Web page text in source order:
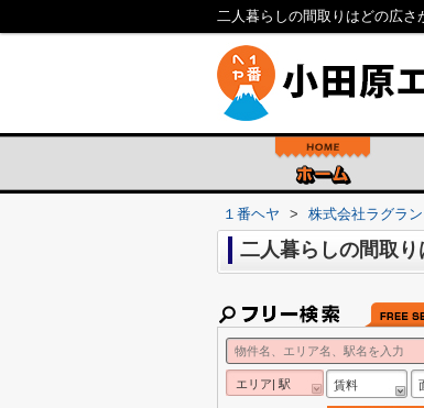
二人暮らしの間取りはどの広
１番ヘヤ > 株式会社ラグラ
二人暮らしの間取り
エリア| 駅 賃料